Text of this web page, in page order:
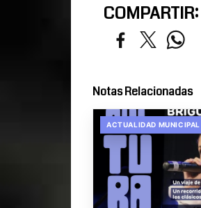
COMPARTIR:
Notas Relacionadas
ACTUALIDAD MUNICIPAL